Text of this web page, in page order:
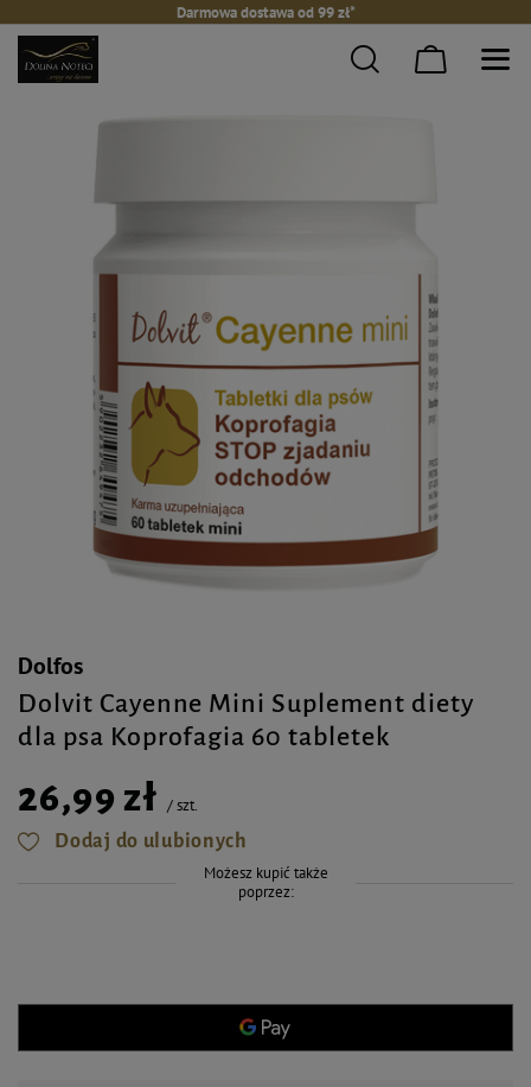
Darmowa dostawa od 99 zł*
Dolfos
Dolvit Cayenne Mini Suplement diety
dla psa Koprofagia 60 tabletek
26,99 zł /szt.
Dodaj do ulubionych
Możesz kupić także
poprzez: